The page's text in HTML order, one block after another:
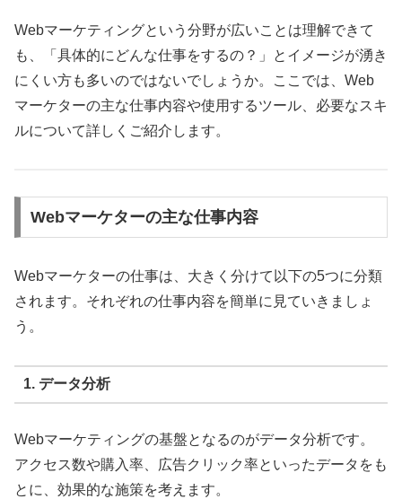
Webマーケティングという分野が広いことは理解できて
も、「具体的にどんな仕事をするの？」とイメージが湧き
にくい方も多いのではないでしょうか。ここでは、Web
マーケターの主な仕事内容や使用するツール、必要なスキ
ルについて詳しくご紹介します。
Webマーケターの主な仕事内容
Webマーケターの仕事は、大きく分けて以下の5つに分類
されます。それぞれの仕事内容を簡単に見ていきましょ
う。
1. データ分析
Webマーケティングの基盤となるのがデータ分析です。
アクセス数や購入率、広告クリック率といったデータをも
とに、効果的な施策を考えます。